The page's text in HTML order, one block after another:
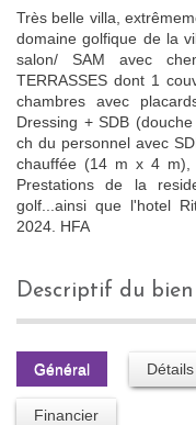
Très belle villa,
domaine golfique de la
salon/ SAM avec
TERRASSES dont 1
chambres avec
Dressing + SDB
ch du personnel avec
chauffée (14 m x 4 m),
Prestations de la
golf...ainsi que l'hotel
2024. HFA
descriptif du bien
Général
Financier